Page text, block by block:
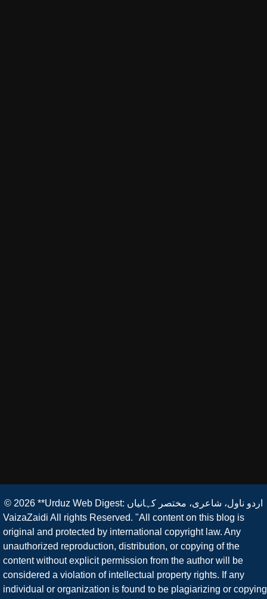
© 2026
**Urduz Web Digest: اردو ناول، شاعری، مختصر کہانیاں
VaizaZaidi All rights Reserved. "All content on this blog is
original and protected by international copyright law. Any
unauthorized reproduction, distribution, or copying of the
content without explicit permission from the author will be
considered a violation of intellectual property rights. If any
individual or organization is found to be plagiarizing or copying